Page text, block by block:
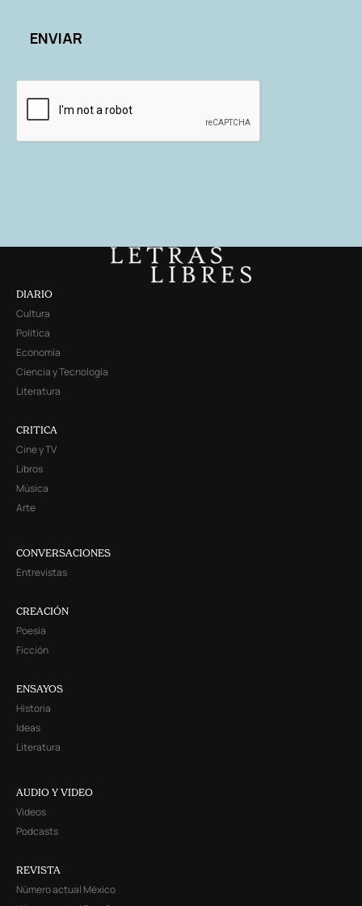
DIARIO
Cultura
Política
Economía
Ciencia y Tecnología
Literatura
CRITICA
Cine y TV
Libros
Música
Arte
CONVERSACIONES
Entrevistas
CREACIÓN
Poesía
Ficción
ENSAYOS
Historia
Ideas
Literatura
AUDIO Y VIDEO
Videos
Podcasts
REVISTA
Número actual México